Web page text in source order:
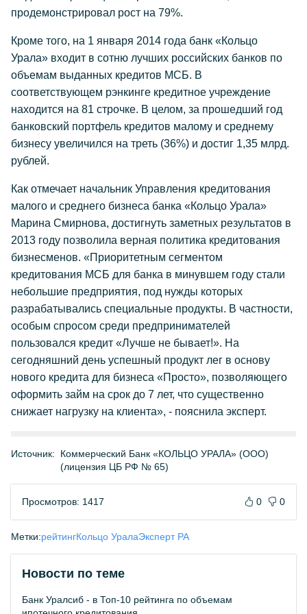
продемонстрировал рост на 79%.
Кроме того, на 1 января 2014 года банк «Кольцо
Урала» входит в сотню лучших российских банков по
объемам выданных кредитов МСБ. В
соответствующем рэнкинге кредитное учреждение
находится на 81 строчке. В целом, за прошедший год
банковский портфель кредитов малому и среднему
бизнесу увеличился на треть (36%) и достиг 1,35 млрд.
рублей.
Как отмечает начальник Управления кредитования
малого и среднего бизнеса банка «Кольцо Урала»
Марина Смирнова, достигнуть заметных результатов в
2013 году позволила верная политика кредитования
бизнесменов. «Приоритетным сегментом
кредитования МСБ для банка в минувшем году стали
небольшие предприятия, под нужды которых
разрабатывались специальные продукты. В частности,
особым спросом среди предпринимателей
пользовался кредит «Лучше не бывает!». На
сегодняшний день успешный продукт лег в основу
нового кредита для бизнеса «Просто», позволяющего
оформить займ на срок до 7 лет, что существенно
снижает нагрузку на клиента», - пояснила эксперт.
Источник:
Коммерческий Банк «КОЛЬЦО УРАЛА» (ООО)
(лицензия ЦБ РФ № 65)
Просмотров: 1417 0 0
Метки:рейтингКольцо УралаЭксперт РА
Новости по теме
Банк Уралсиб - в Топ-10 рейтинга по объемам